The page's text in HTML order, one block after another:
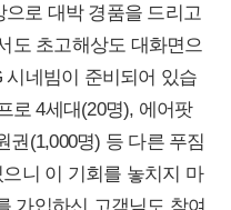
로 대박 경품을 드리고
도 초고해상도 대화면으
시네빔이 준비되어 있습
로 4세대(20명), 에어팟
권(1,000명) 등 다른 푸짐
니 이 기회를 놓치지 마